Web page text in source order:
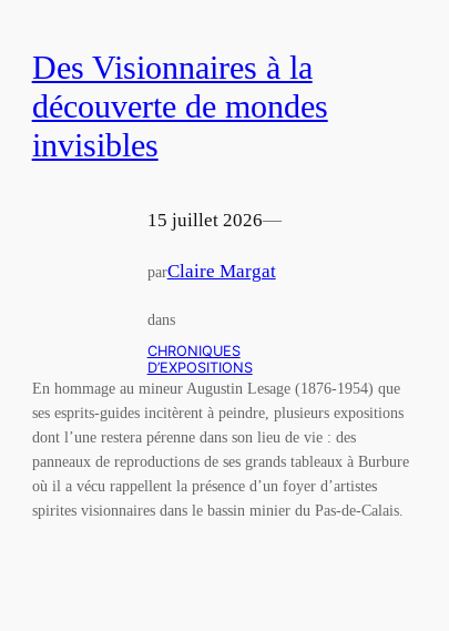
Des Visionnaires à la
découverte de mondes
invisibles
15 juillet 2026—
parClaire Margat
dans
CHRONIQUES
D’EXPOSITIONS
En hommage au mineur Augustin Lesage (1876-1954) que
ses esprits-guides incitèrent à peindre, plusieurs expositions
dont l’une restera pérenne dans son lieu de vie : des
panneaux de reproductions de ses grands tableaux à Burbure
où il a vécu rappellent la présence d’un foyer d’artistes
spirites visionnaires dans le bassin minier du Pas-de-Calais.